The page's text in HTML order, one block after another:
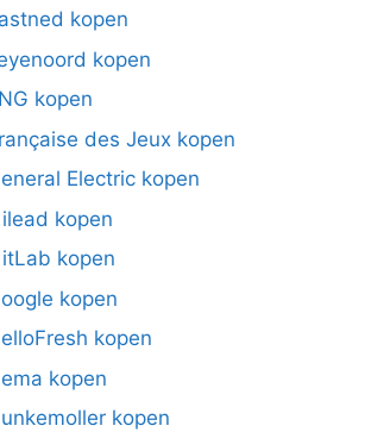
kopen
kopen
kopen
des Jeux kopen
Electric kopen
kopen
kopen
kopen
kopen
kopen
kopen